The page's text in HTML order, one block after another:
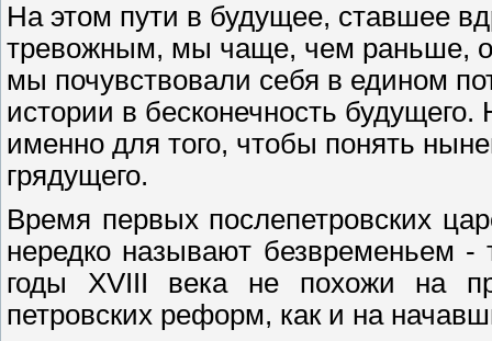
На этом пути в будущее, ставшее
тревожным, мы чаще, чем раньше,
мы почувствовали себя в едином
истории в бесконечность
именно для того, чтобы понять
грядущего.
Время первых послепетровских
нередко называют безвременьем -
годы XVIII века не похожи на
петровских реформ, как и на